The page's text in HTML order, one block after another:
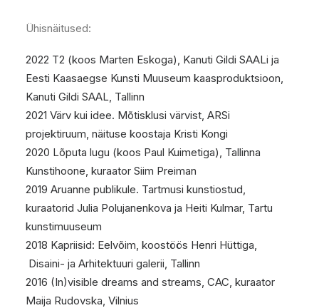
Ühisnäitused:
2022 T2 (koos Marten Eskoga), Kanuti Gildi SAALi ja
Eesti Kaasaegse Kunsti Muuseum kaasproduktsioon,
Kanuti Gildi SAAL, Tallinn
2021 Värv kui idee. Mõtisklusi värvist, ARSi
projektiruum, näituse koostaja Kristi Kongi
2020 Lõputa lugu (koos Paul Kuimetiga), Tallinna
Kunstihoone, kuraator Siim Preiman
2019 Aruanne publikule. Tartmusi kunstiostud,
kuraatorid Julia Polujanenkova ja Heiti Kulmar, Tartu
kunstimuuseum
2018 Kapriisid: Eelvõim, koostöös Henri Hüttiga,
Disaini- ja Arhitektuuri galerii, Tallinn
2016 (In)visible dreams and streams, CAC, kuraator
Maija Rudovska, Vilnius